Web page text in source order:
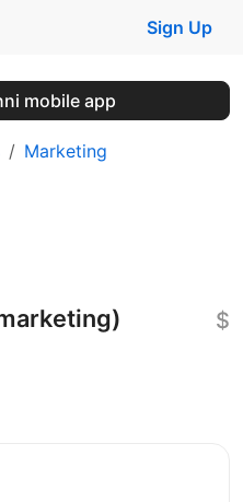
Sign Up
mobile app
Marketing
$